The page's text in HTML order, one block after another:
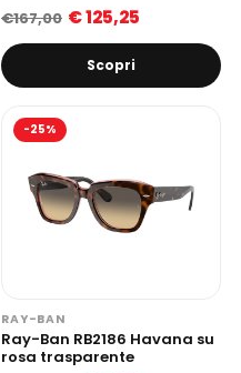
€167,00 € 125,25
Scopri
-25%
RAY-BAN
Ray-Ban RB2186 Havana su
rosa trasparente